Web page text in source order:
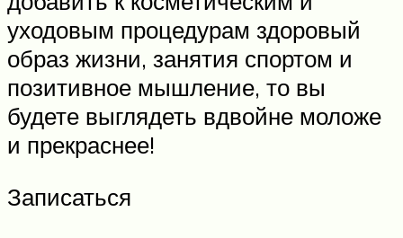
уходовым процедурам здоровый
образ жизни, занятия спортом и
позитивное мышление, то вы
будете выглядеть вдвойне моложе
и прекраснее!
Записаться